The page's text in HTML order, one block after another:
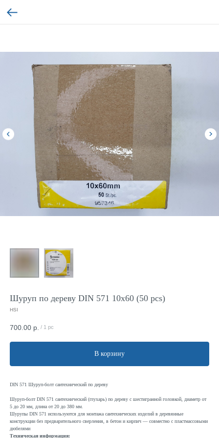
Шуруп по дереву DIN 571 10x60 (50 pcs)
HSI
700.00 р. / 1 pc
В корзину
DIN 571 Шуруп-болт сантехнический по дереву
Шуруп-болт DIN 571 сантехнический (глухарь) по дереву с шестигранной головкой, диаметр от
5 до 20 мм, длина от 20 до 380 мм.
Шурупы DIN 571 используются для монтажа сантехнических изделий в деревянные
конструкции без предварительного сверления, в бетон и кирпич — совместно с пластмассовыми
дюбелями
Техническая информация: